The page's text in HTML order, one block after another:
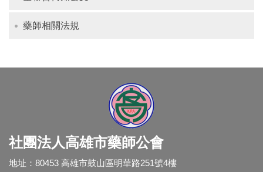
藥師相關法規
社團法人高雄市藥師公會
地址：80453 高雄市鼓山區明華路251號4樓